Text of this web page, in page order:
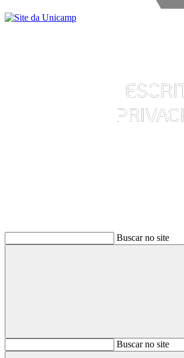
Buscar no site
BuscarBuscar no site